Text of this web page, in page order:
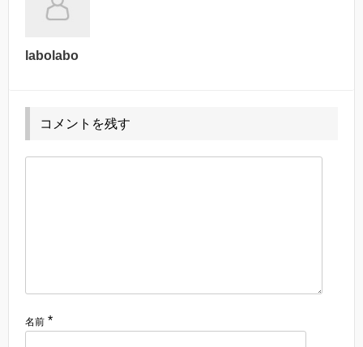
labolabo
コメントを残す
名前 *